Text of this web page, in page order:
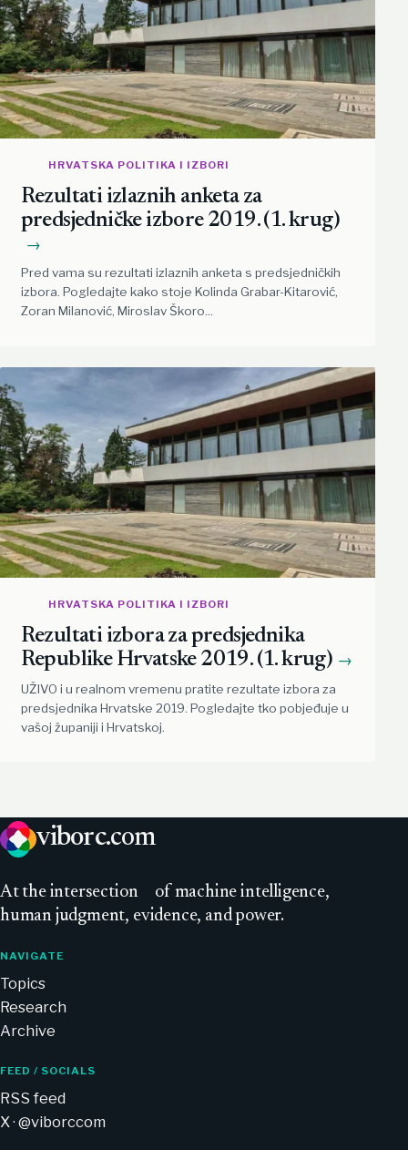
HRVATSKA POLITIKA I IZBORI
Rezultati izlaznih anketa za
predsjedničke izbore 2019. (1. krug)
→
Pred vama su rezultati izlaznih anketa s predsjedničkih
izbora. Pogledajte kako stoje Kolinda Grabar-Kitarović,
Zoran Milanović, Miroslav Škoro...
HRVATSKA POLITIKA I IZBORI
Rezultati izbora za predsjednika
Republike Hrvatske 2019. (1. krug) →
UŽIVO i u realnom vremenu pratite rezultate izbora za
predsjednika Hrvatske 2019. Pogledajte tko pobjeđuje u
vašoj županiji i Hrvatskoj.
viborc.com
At the intersection
of machine intelligence,
human judgment, evidence, and power.
NAVIGATE
Topics
Research
Archive
FEED / SOCIALS
RSS feed
X · @viborccom